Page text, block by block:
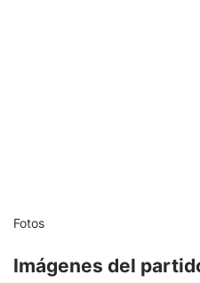
Fotos
Imágenes del